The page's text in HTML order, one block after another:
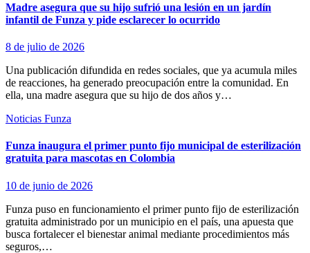
Madre asegura que su hijo sufrió una lesión en un jardín
infantil de Funza y pide esclarecer lo ocurrido
8 de julio de 2026
Una publicación difundida en redes sociales, que ya acumula miles
de reacciones, ha generado preocupación entre la comunidad. En
ella, una madre asegura que su hijo de dos años y…
Noticias Funza
Funza inaugura el primer punto fijo municipal de esterilización
gratuita para mascotas en Colombia
10 de junio de 2026
Funza puso en funcionamiento el primer punto fijo de esterilización
gratuita administrado por un municipio en el país, una apuesta que
busca fortalecer el bienestar animal mediante procedimientos más
seguros,…